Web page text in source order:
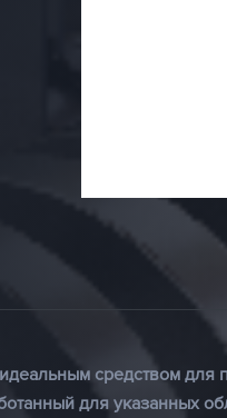
средством для
для указанных